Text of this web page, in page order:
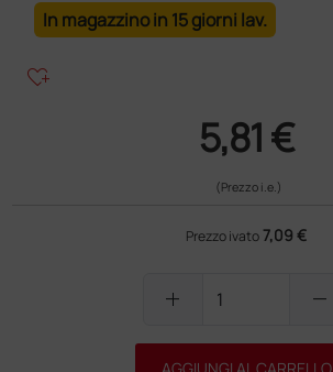
In magazzino in 15 giorni lav.
heart_plus
5,81 €
(Prezzo i.e.)
Prezzo ivato7,09 €
add remove
AGGIUNGI AL CARRELLO